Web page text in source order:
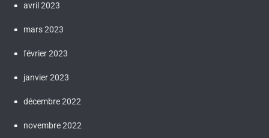
avril 2023
mars 2023
février 2023
janvier 2023
décembre 2022
novembre 2022